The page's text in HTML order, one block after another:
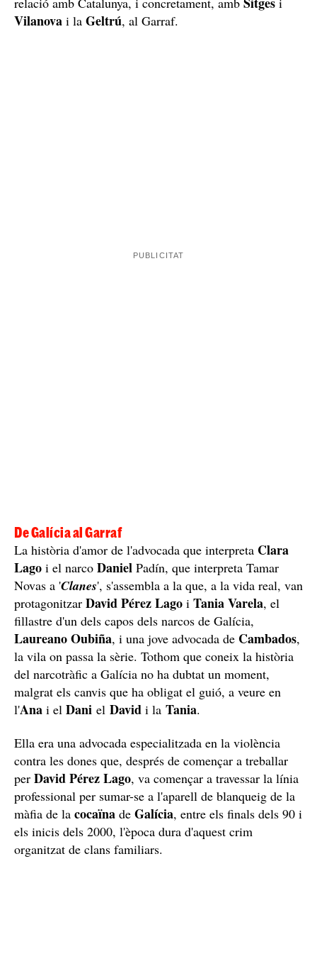
Vilanova i la Geltrú, al Garraf.
De Galícia al Garraf
La història d'amor de l'advocada que interpreta Clara
Lago i el narco Daniel Padín, que interpreta Tamar
Novas a 'Clanes', s'assembla a la que, a la vida real, van
protagonitzar David Pérez Lago i TaniaVarela, el
fillastre d'un dels capos dels narcos de Galícia,
LaureanoOubiña, i una jove advocada de Cambados,
la vila on passa la sèrie. Tothom que coneix la història
del narcotràfic a Galícia no ha dubtat un moment,
malgrat els canvis que ha obligat el guió, a veure en
l'Ana i el Dani el David i la Tania.